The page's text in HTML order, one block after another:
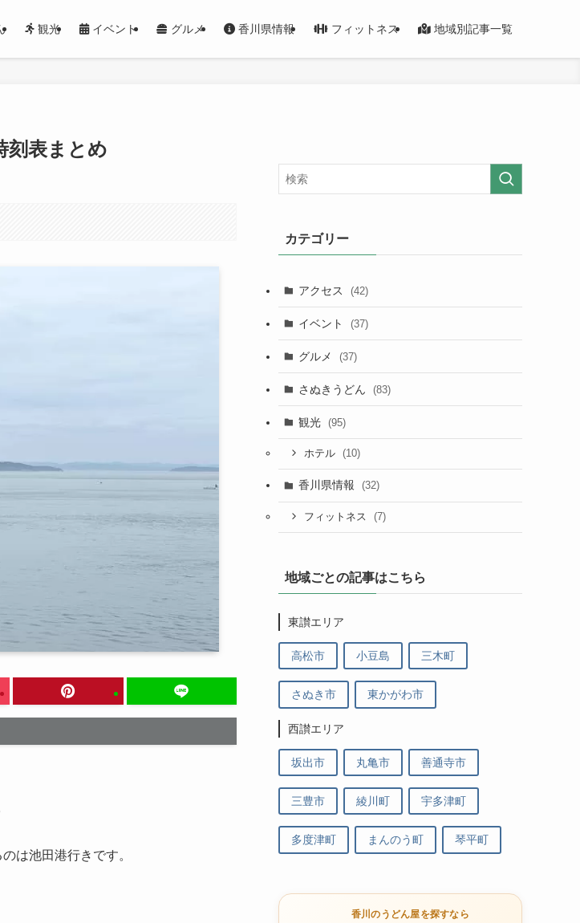
観光 イベント グルメ 香川県情報 フィットネス 地域別記事一覧
刻表まとめ
は池田港行きです。
カテゴリー
アクセス (42)
イベント (37)
グルメ (37)
さぬきうどん (83)
観光 (95)
ホテル (10)
香川県情報 (32)
フィットネス (7)
地域ごとの記事はこちら
東讃エリア
高松市 小豆島 三木町
さぬき市 東かがわ市
西讃エリア
坂出市 丸亀市 善通寺市
三豊市 綾川町 宇多津町
多度津町 まんのう町 琴平町
香川のうどん屋を探すなら